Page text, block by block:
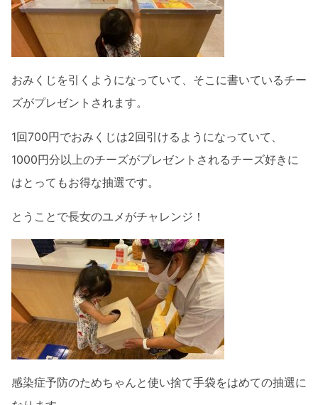
おみくじを引くようになっていて、そこに書いているチー
ズがプレゼントされます。
1回700円でおみくじは2回引けるようになっていて、
1000円分以上のチーズがプレゼントされるチーズ好きに
はとってもお得な抽選です。
とうことで長女のユメがチャレンジ！
感染症予防のためちゃんと使い捨て手袋をはめての抽選に